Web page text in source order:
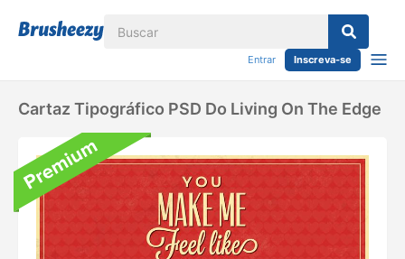
Entrar Inscreva-se
Cartaz Tipográfico PSD Do Living On The Edge